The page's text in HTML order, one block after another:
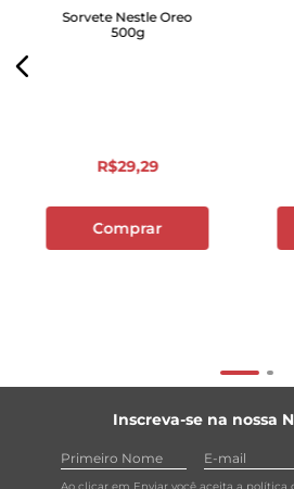
Sorvete Nestle Oreo
500g
R$29,29
Comprar
Inscreva-se na nossa